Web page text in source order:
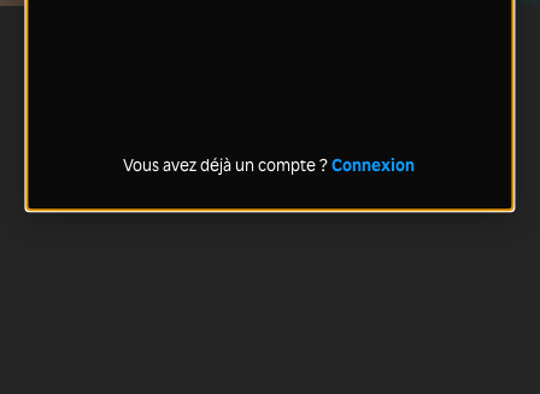
Vous avez déjà un compte ?Connexion